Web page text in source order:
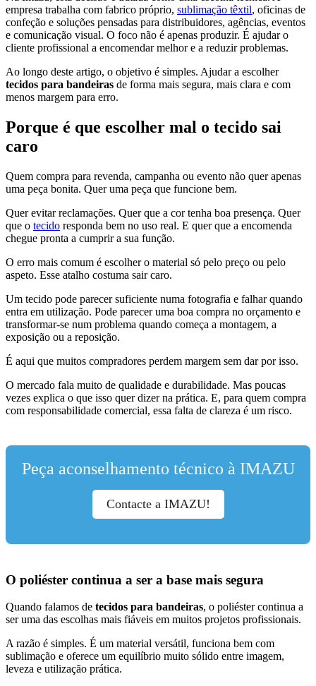
empresa trabalha com fabrico próprio, sublimação têxtil, oficinas de
confeção e soluções pensadas para distribuidores, agências, eventos
e comunicação visual. O foco não é apenas produzir. É ajudar o
cliente profissional a encomendar melhor e a reduzir problemas.
Ao longo deste artigo, o objetivo é simples. Ajudar a escolher
tecidos para bandeiras de forma mais segura, mais clara e com
menos margem para erro.
Porque é que escolher mal o tecido sai
caro
Quem compra para revenda, campanha ou evento não quer apenas
uma peça bonita. Quer uma peça que funcione bem.
Quer evitar reclamações. Quer que a cor tenha boa presença. Quer
que o tecido responda bem no uso real. E quer que a encomenda
chegue pronta a cumprir a sua função.
O erro mais comum é escolher o material só pelo preço ou pelo
aspeto. Esse atalho costuma sair caro.
Um tecido pode parecer suficiente numa fotografia e falhar quando
entra em utilização. Pode parecer uma boa compra no orçamento e
transformar-se num problema quando começa a montagem, a
exposição ou a reposição.
É aqui que muitos compradores perdem margem sem dar por isso.
O mercado fala muito de qualidade e durabilidade. Mas poucas
vezes explica o que isso quer dizer na prática. E, para quem compra
com responsabilidade comercial, essa falta de clareza é um risco.
Peça aconselhamento técnico à IMAZU
Contacte a IMAZU!
O poliéster continua a ser a base mais segura
Quando falamos de tecidos para bandeiras, o poliéster continua a
ser uma das escolhas mais fiáveis em muitos projetos profissionais.
A razão é simples. É um material versátil, funciona bem com
sublimação e oferece um equilíbrio muito sólido entre imagem,
leveza e utilização prática.